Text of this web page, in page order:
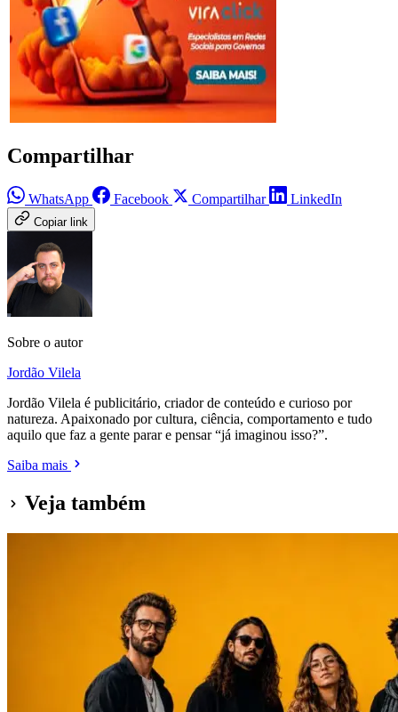
Compartilhar
WhatsApp Facebook Compartilhar LinkedIn
Copiar link
Sobre o autor
Jordão Vilela
Jordão Vilela é publicitário, criador de conteúdo e curioso por
natureza. Apaixonado por cultura, ciência, comportamento e tudo
aquilo que faz a gente parar e pensar “já imaginou isso?”.
Saiba mais
Veja também